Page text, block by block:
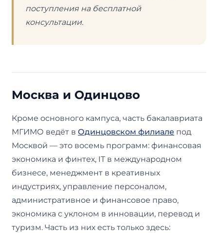
поступления на бесплатной
консультации.
Москва и Одинцово
Кроме основного кампуса, часть бакалавриата
МГИМО ведёт в Одинцовском филиале под
Москвой — это восемь программ: финансовая
экономика и финтех, IT в международном
бизнесе, менеджмент в креативных
индустриях, управление персоналом,
административное и финансовое право,
экономика с уклоном в инновации, перевод и
туризм. Часть из них есть только здесь: